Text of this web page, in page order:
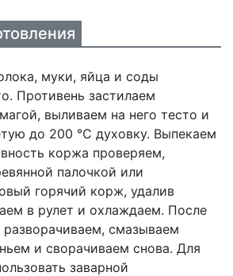
муки, яйца и соды
Противень застилаем
выливаем на него тесто и
до 200 °С духовку. Выпекаем
коржа проверяем,
палочкой или
горячий корж, удалив
в рулет и охлаждаем. После
смазываем
и сворачиваем снова. Для
заварной